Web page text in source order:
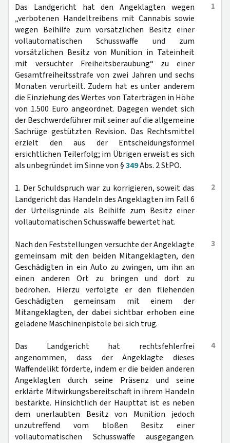
1
Das Landgericht hat den Angeklagten wegen
„verbotenen Handeltreibens mit Cannabis sowie
wegen Beihilfe zum vorsätzlichen Besitz einer
vollautomatischen Schusswaffe und zum
vorsätzlichen Besitz von Munition in Tateinheit
mit versuchter Freiheitsberaubung“ zu einer
Gesamtfreiheitsstrafe von zwei Jahren und sechs
Monaten verurteilt. Zudem hat es unter anderem
die Einziehung des Wertes von Taterträgen in Höhe
von 1.500 Euro angeordnet. Dagegen wendet sich
der Beschwerdeführer mit seiner auf die allgemeine
Sachrüge gestützten Revision. Das Rechtsmittel
erzielt den aus der Entscheidungsformel
ersichtlichen Teilerfolg; im Übrigen erweist es sich
als unbegründet im Sinne von §349Abs. 2 StPO.
2
1. Der Schuldspruch war zu korrigieren, soweit das
Landgericht das Handeln des Angeklagten im Fall 6
der Urteilsgründe als Beihilfe zum Besitz einer
vollautomatischen Schusswaffe bewertet hat.
3
Nach den Feststellungen versuchte der Angeklagte
gemeinsam mit den beiden Mitangeklagten, den
Geschädigten in ein Auto zu zwingen, um ihn an
einen anderen Ort zu bringen und dort zu
bedrohen. Hierzu verfolgte er den fliehenden
Geschädigten gemeinsam mit einem der
Mitangeklagten, der dabei sichtbar erhoben eine
geladene Maschinenpistole bei sich trug.
4
Das Landgericht hat rechtsfehlerfrei
angenommen, dass der Angeklagte dieses
Waffendelikt förderte, indem er die beiden anderen
Angeklagten durch seine Präsenz und seine
erklärte Mitwirkungsbereitschaft in ihrem Handeln
bestärkte. Hinsichtlich der Haupttat ist es neben
dem unerlaubten Besitz von Munition jedoch
unzutreffend vom bloßen Besitz einer
vollautomatischen Schusswaffe ausgegangen.